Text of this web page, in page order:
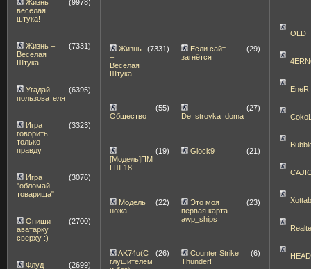
Жизнь
веселая
штука!
(9978)
Жизнь –
Веселая
Штука
(7331)
Угадай
пользователя
(6395)
Игра
говорить
только
правду
(3323)
Игра
"обломай
товарища"
(3076)
Опиши
аватарку
сверху :)
(2700)
Флуд
(2699)
Жизнь
–
Веселая
Штука
(7331)
Если сайт
загнётся
(29)
Общество
(55)
De_stroyka_doma
(27)
[Модель]ПМ
ГШ-18
(19) Glock9 (21)
Модель
ножа
(22)
Это моя
первая карта
awp_ships
(23)
AK74u(С
глушителем
(26)
Counter Strike
Thunder!
(6)
OLD
EneR